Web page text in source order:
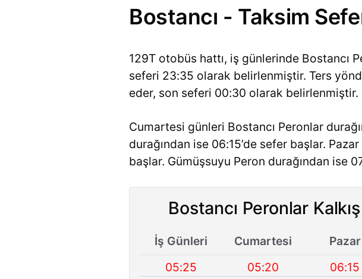
Bostancı - Taksim
129T otobüs hattı, iş günlerinde Bostancı
seferi 23:35 olarak belirlenmiştir. Ters
eder, son seferi 00:30 olarak belirlenmiştir.
Cumartesi günleri Bostancı Peronlar
durağından ise 06:15’de sefer başlar.
başlar. Gümüşsuyu Peron durağından ise
Bostancı Peronlar Kalkış
İş Günleri Cumartesi
Pazar
05:25
05:20
06:15